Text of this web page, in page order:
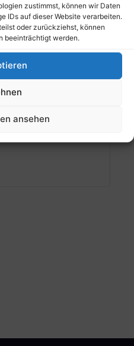
zustimmst, können wir Daten
IDs auf dieser Website verarbeiten.
oder zurückziehst, können
beeinträchtigt werden.
ansehen